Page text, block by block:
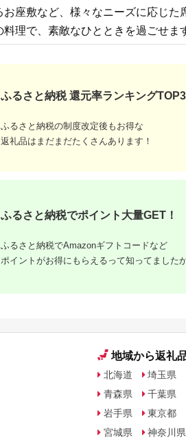
座敷など、様々なニーズに応じた
理で、素敵なひとときを過ごせま
ふるさと納税 還元率ランキング
ふるさと納税の制度改定後もお得な
返礼品はまだまだたくさんあります！
ふるさと納税でポイント大量GET！
ふるさと納税でAmazonギフトコードなど
ポイントがお得にもらえるって知ってました
地域から返礼
北海道
青森県
岩手県
宮城県
埼玉県
千葉県
東京都
神奈川県